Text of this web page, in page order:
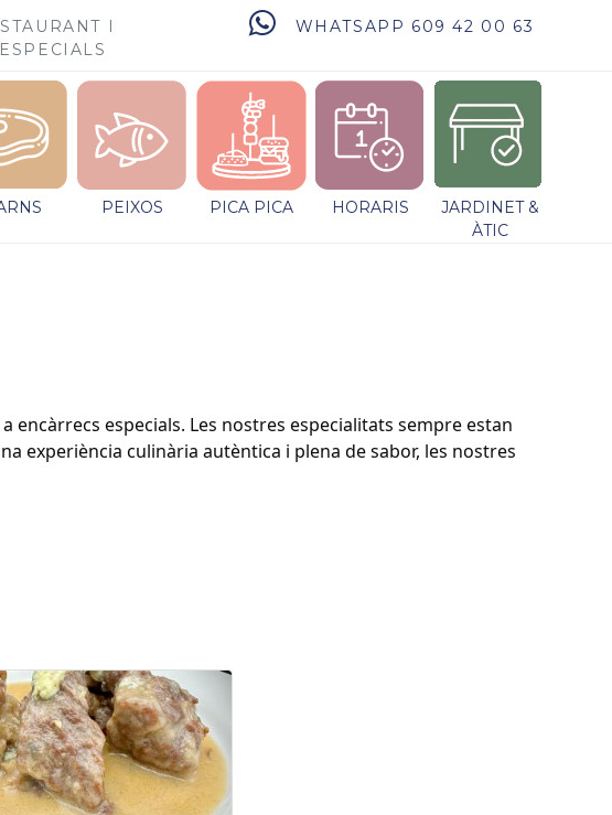
I
WHATSAPP 609 42 00 63
PEIXOS PICA PICA HORARIS
JARDINET &
ÀTIC
especials. Les nostres especialitats sempre estan
experiència culinària autèntica i plena de sabor, les nostres